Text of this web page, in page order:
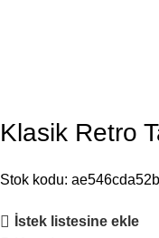
Klasik Retro
Stok kodu:
İstek listesine ekle